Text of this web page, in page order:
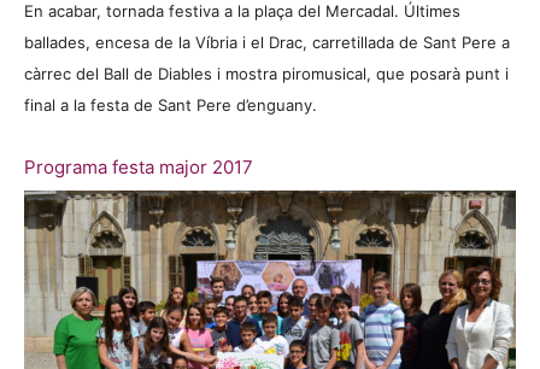
En acabar, tornada festiva a la plaça del Mercadal. Últimes
ballades, encesa de la Víbria i el Drac, carretillada de Sant Pere a
càrrec del Ball de Diables i mostra piromusical, que posarà punt i
final a la festa de Sant Pere d’enguany.
Programa festa major 2017